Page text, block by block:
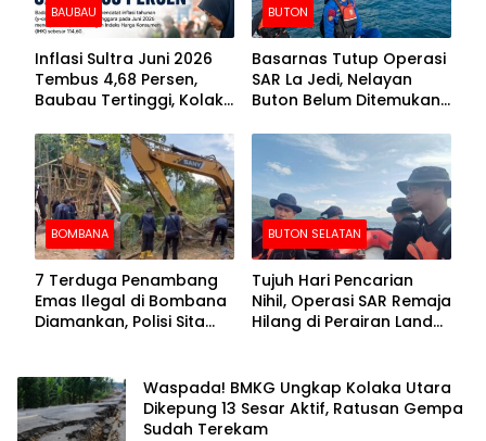
BAUBAU
Inflasi Sultra Juni 2026
Tembus 4,68 Persen,
Baubau Tertinggi, Kolaka
BUTON
Basarnas Tutup Operasi
SAR La Jedi, Nelayan
Buton Belum Ditemukan
BOMBANA
7 Terduga Penambang
Emas Ilegal di Bombana
Diamankan, Polisi Sita
BUTON SELATAN
Tujuh Hari Pencarian
Nihil, Operasi SAR Remaja
Hilang di Perairan Lande
Waspada! BMKG Ungkap Kolaka Utara
Dikepung 13 Sesar Aktif, Ratusan Gempa
Sudah Terekam